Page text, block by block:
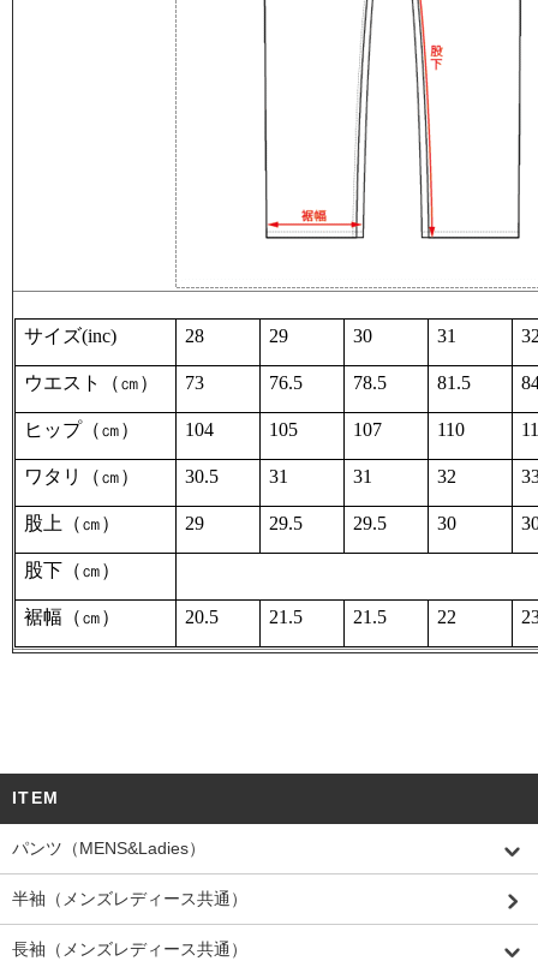
サイズ(inc) 28 29 30 31
ウエスト（㎝） 73 76.5 78.5 81.5
ヒップ（㎝） 104 105 107 110
ワタリ（㎝） 30.5 31 31 32
股上（㎝） 29 29.5 29.5 30
股下（㎝）
裾幅（㎝） 20.5 21.5 21.5 22
ITEM
パンツ（MENS&Ladies）
半袖（メンズレディース共通）
長袖（メンズレディース共通）